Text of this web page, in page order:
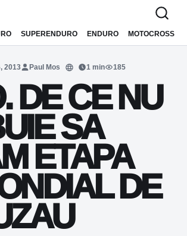
SUPERENDURO ENDURO MOTOCROSS
2013 Paul Mos
Translate
1 min 185
DE CE NU
SA
ETAPA
DE